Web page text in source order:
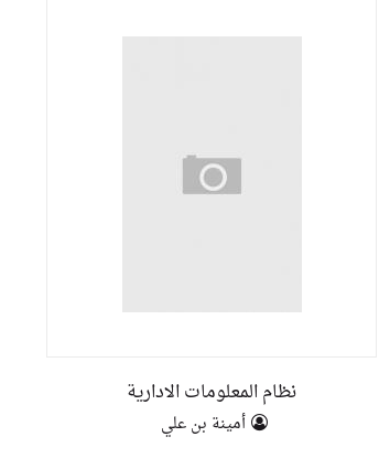
نظام المعلومات الادارية
أمينة بن علي